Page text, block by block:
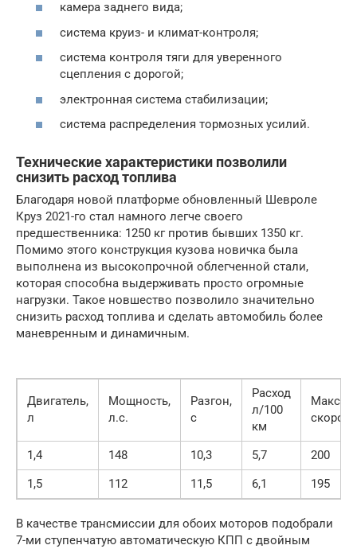
камера заднего вида;
система круиз- и климат-контроля;
система контроля тяги для уверенного
сцепления с дорогой;
электронная система стабилизации;
система распределения тормозных усилий.
Технические характеристики позволили
снизить расход топлива
Благодаря новой платформе обновленный Шевроле
Круз 2021-го стал намного легче своего
предшественника: 1250 кг против бывших 1350 кг.
Помимо этого конструкция кузова новичка была
выполнена из высокопрочной облегченной стали,
которая способна выдерживать просто огромные
нагрузки. Такое новшество позволило значительно
снизить расход топлива и сделать автомобиль более
маневренным и динамичным.
Двигатель,
л
Мощность,
л.с.
Разгон,
с
Расход
л/100
км
1,4 148 10,3 5,7
200
1,5
112 11,5 6,1 195
В качестве трансмиссии для обоих моторов подобрали
7-ми ступенчатую автоматическую КПП с двойным